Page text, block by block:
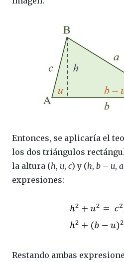
Entonces, se aplicaría el
los dos triángulos
la altura (h, u, c) y (h, b – u, a
expresiones:
Restando ambas